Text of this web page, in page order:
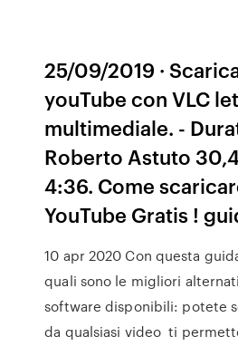
25/09/2019 ·
youTube con VLC
multimediale. -
Roberto Astuto
4:36. Come
YouTube Gratis !
10 apr 2020 Con questa
quali sono le migliori
software disponibili: potete
da qualsiasi video ti